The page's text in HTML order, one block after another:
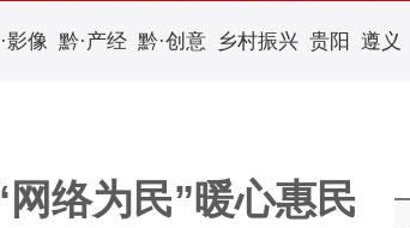
影像 黔·产经 黔·创意 乡村振兴 贵阳 遵义
络为民”暖心惠民